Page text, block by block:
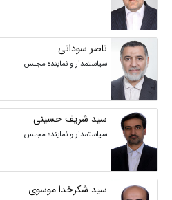
ناصر سودانی
سیاستمدار و نماینده مجلس
سید شریف حسینی
سیاستمدار و نماینده مجلس
سید شکرخدا موسوی